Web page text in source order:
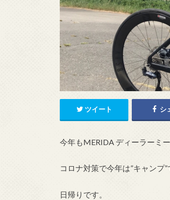
ツイート シ
今年もMERIDA ディーラーミ
コロナ対策で今年は”キャンプ”
日帰りです。